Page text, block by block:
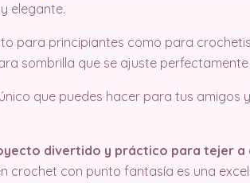
elegante.
para principiantes como para
sombrilla que se ajuste perfectamente
que puedes hacer para tus amigos
divertido y práctico para tejer
crochet con punto fantasía es una